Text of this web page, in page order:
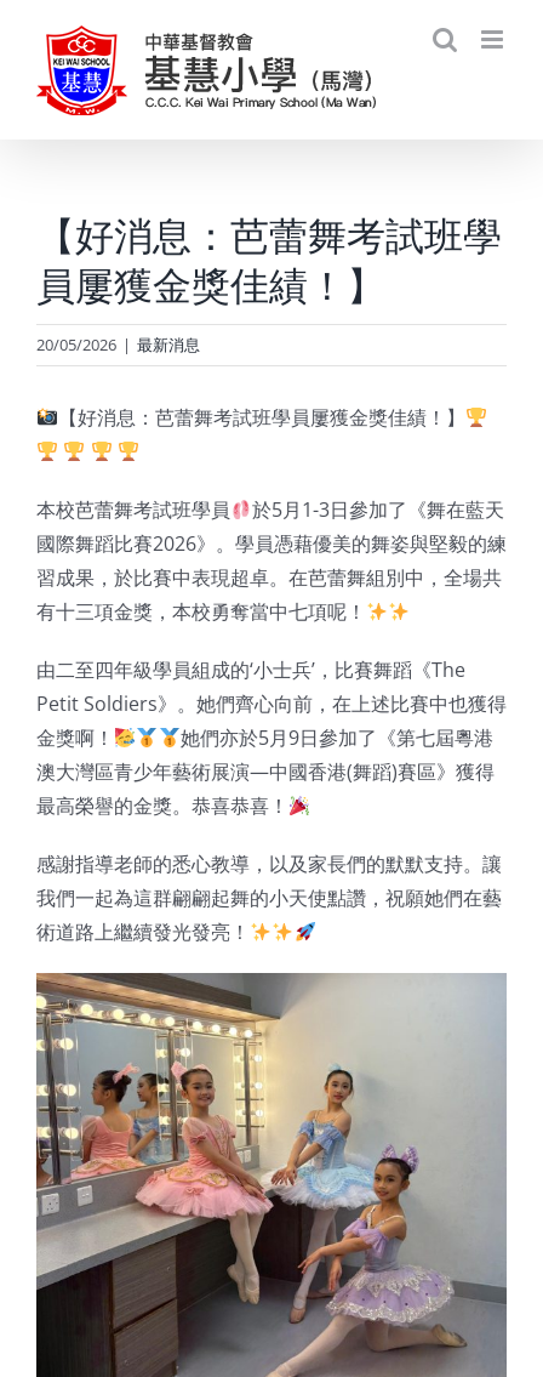
content
【好消息：芭蕾舞考試班學
員屢獲金獎佳績！】
20/05/2026 | 最新消息
【好消息：芭蕾舞考試班學員屢獲金獎佳績！】
本校芭蕾舞考試班學員
於5月1-3日參加了《舞在藍天
國際舞蹈比賽2026》。學員憑藉優美的舞姿與堅毅的練
習成果，於比賽中表現超卓。在芭蕾舞組別中，全場共
有十三項金獎，本校勇奪當中七項呢！
由二至四年級學員組成的‘小士兵’，比賽舞蹈《The
Petit Soldiers》。她們齊心向前，在上述比賽中也獲得
金獎啊！
她們亦於5月9日參加了《第七屆粵港
澳大灣區青少年藝術展演—中國香港(舞蹈)賽區》獲得
最高榮譽的金獎。恭喜恭喜！
感謝指導老師的悉心教導，以及家長們的默默支持。讓
我們一起為這群翩翩起舞的小天使點讚，祝願她們在藝
術道路上繼續發光發亮！